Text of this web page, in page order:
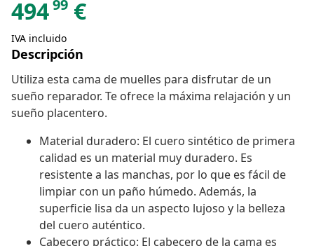
49499 €
IVA incluido
Descripción
Utiliza esta cama de muelles para disfrutar de un
sueño reparador. Te ofrece la máxima relajación y un
sueño placentero.
Material duradero: El cuero sintético de primera
calidad es un material muy duradero. Es
resistente a las manchas, por lo que es fácil de
limpiar con un paño húmedo. Además, la
superficie lisa da un aspecto lujoso y la belleza
del cuero auténtico.
Cabecero práctico: El cabecero de la cama es